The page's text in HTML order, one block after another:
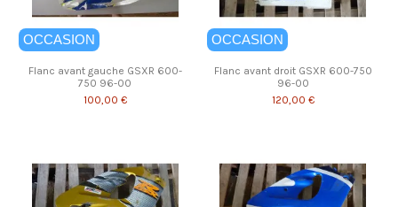
OCCASION
Flanc avant gauche GSXR 600-
750 96-00
100,00 €
OCCASION
Flanc avant droit GSXR 600-750
96-00
120,00 €